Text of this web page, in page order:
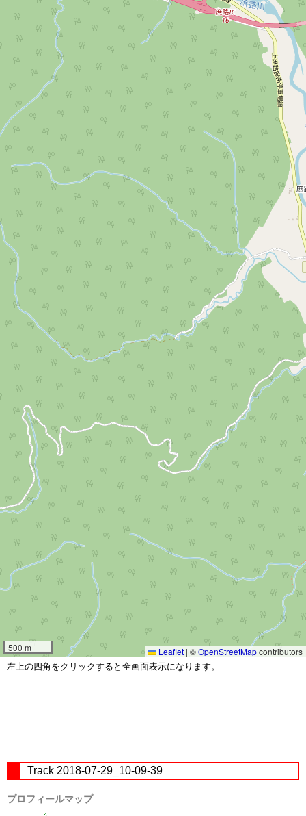
500 m Leaflet | ©OpenStreetMapcontributors
左上の四角をクリックすると全画面表示になります。
Track 2018-07-29_10-09-39
プロフィールマップ